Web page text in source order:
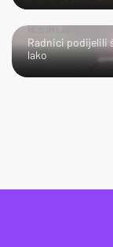
Radnici podijelili
lako